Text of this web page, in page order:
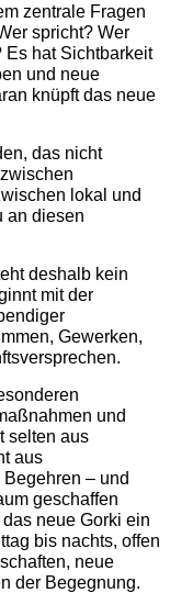
zentrale Fragen
spricht? Wer
Es hat Sichtbarkeit
und neue
knüpft das neue
das nicht
lokal und
an diesen
deshalb kein
mit der
Gewerken,
und
selten aus
aus
– und
geschaffen
neue Gorki ein
bis nachts, offen
neue
der Begegnung.